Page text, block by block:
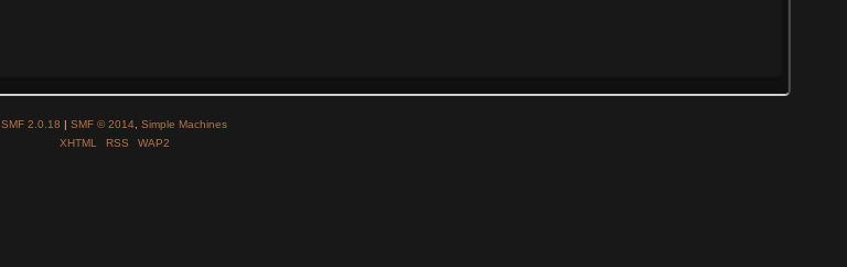
SMF 2.0.18 | SMF © 2014, Simple Machines
XHTML
RSS WAP2